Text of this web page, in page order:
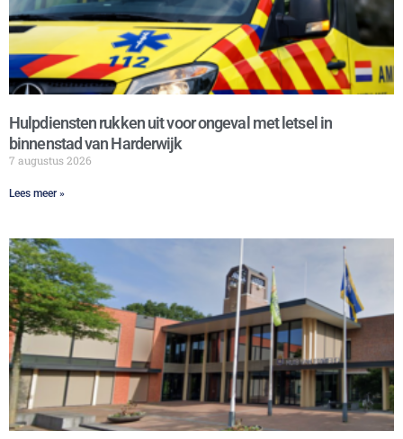
Hulpdiensten rukken uit voor ongeval met letsel in
binnenstad van Harderwijk
7 augustus 2026
Lees meer »